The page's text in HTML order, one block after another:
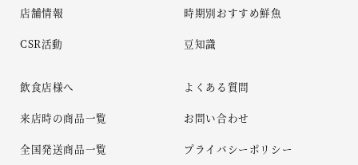
店舗情報
CSR活動
時期別おすすめ鮮魚
豆知識
飲食店様へ
来店時の商品一覧
全国発送商品一覧
よくある質問
お問い合わせ
プライバシーポリシー